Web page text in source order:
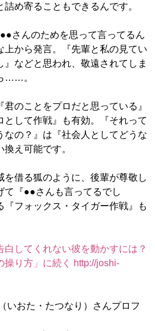
詰め寄ることもできるんです。
さんのためを思って言ってるん
上から発言。『先輩と私の見てい
』などと思われ、敬遠されてしま
……。
のことをプロだと思っている』
として作戦』も有効。『それって
なの？』は『社会人としてどうな
え可能です。
借る狐のように、後輩が尊敬し
て『●●さんも言ってるでし
『フォックス・タイガー作戦』も
してくれない彼を動かすには？
操り方」に続く http://joshi-
いおた・たつなり）さんプロフ